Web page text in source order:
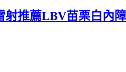
射推薦LBV苗栗白內障